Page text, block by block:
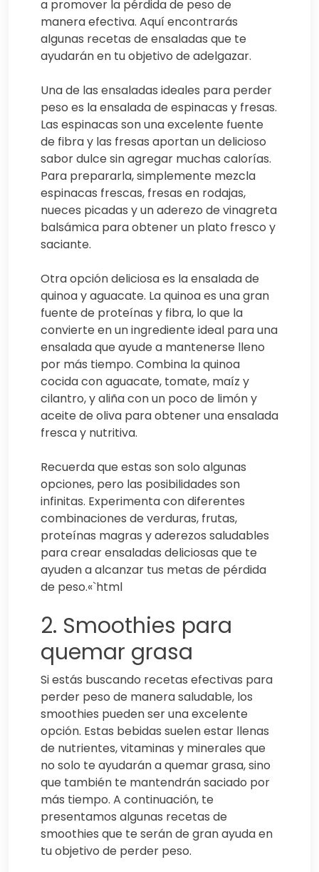
a promover la pérdida de peso de
manera efectiva. Aquí encontrarás
algunas recetas de ensaladas que te
ayudarán en tu objetivo de adelgazar.
Una de las ensaladas ideales para perder
peso es la ensalada de espinacas y fresas.
Las espinacas son una excelente fuente
de fibra y las fresas aportan un delicioso
sabor dulce sin agregar muchas calorías.
Para prepararla, simplemente mezcla
espinacas frescas, fresas en rodajas,
nueces picadas y un aderezo de vinagreta
balsámica para obtener un plato fresco y
saciante.
Otra opción deliciosa es la ensalada de
quinoa y aguacate. La quinoa es una gran
fuente de proteínas y fibra, lo que la
convierte en un ingrediente ideal para una
ensalada que ayude a mantenerse lleno
por más tiempo. Combina la quinoa
cocida con aguacate, tomate, maíz y
cilantro, y aliña con un poco de limón y
aceite de oliva para obtener una ensalada
fresca y nutritiva.
Recuerda que estas son solo algunas
opciones, pero las posibilidades son
infinitas. Experimenta con diferentes
combinaciones de verduras, frutas,
proteínas magras y aderezos saludables
para crear ensaladas deliciosas que te
ayuden a alcanzar tus metas de pérdida
de peso.«`html
2. Smoothies para
quemar grasa
Si estás buscando recetas efectivas para
perder peso de manera saludable, los
smoothies pueden ser una excelente
opción. Estas bebidas suelen estar llenas
de nutrientes, vitaminas y minerales que
no solo te ayudarán a quemar grasa, sino
que también te mantendrán saciado por
más tiempo. A continuación, te
presentamos algunas recetas de
smoothies que te serán de gran ayuda en
tu objetivo de perder peso.